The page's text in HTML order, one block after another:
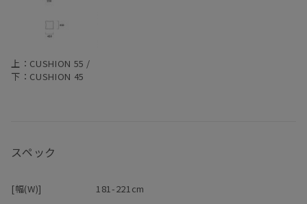
マニ ソファは、中身のクッションが体に馴染んでいく構造です。
上：CUSHION 55 /
下：CUSHION 45
スペック
[幅(W)]
181-221cm